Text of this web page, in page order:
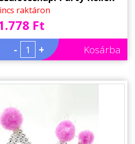
raktáron
Ft
- + Kosárba